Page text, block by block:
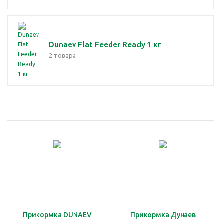
Dunaev Flat Feeder Ready 1 кг
2 товара
Прикормка DUNAEV
Прикормка Дунаев